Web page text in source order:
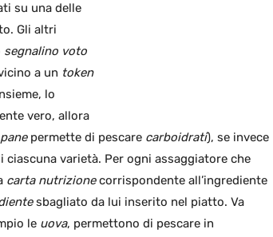
su una delle
Gli altri
segnalino voto
a un token
lo
vero, allora
panepermette di pescare carboidrati), se invece
varietà. Per ogni assaggiatore che
carta nutrizionecorrispondente all’ingrediente
sbagliato da lui inserito nel piatto. Va
le uova, permettono di pescare in